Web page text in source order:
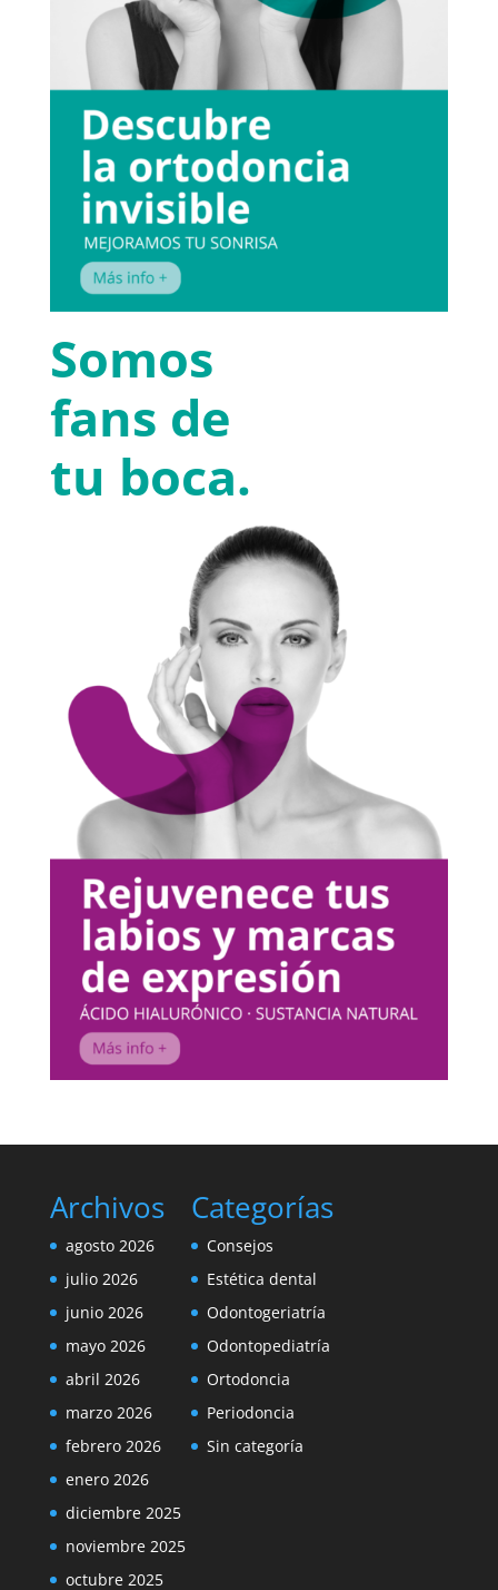
Somos
fans de
tu boca.
Archivos
agosto 2026
julio 2026
junio 2026
mayo 2026
abril 2026
marzo 2026
febrero 2026
enero 2026
diciembre 2025
noviembre 2025
octubre 2025
Categorías
Consejos
Estética dental
Odontogeriatría
Odontopediatría
Ortodoncia
Periodoncia
Sin categoría